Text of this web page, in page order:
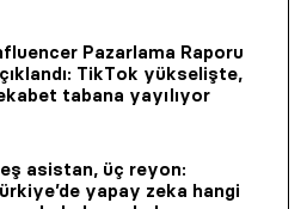
Pazarlama Raporu
TikTok yükselişte,
tabana yayılıyor
asistan, üç reyon:
yapay zeka hangi